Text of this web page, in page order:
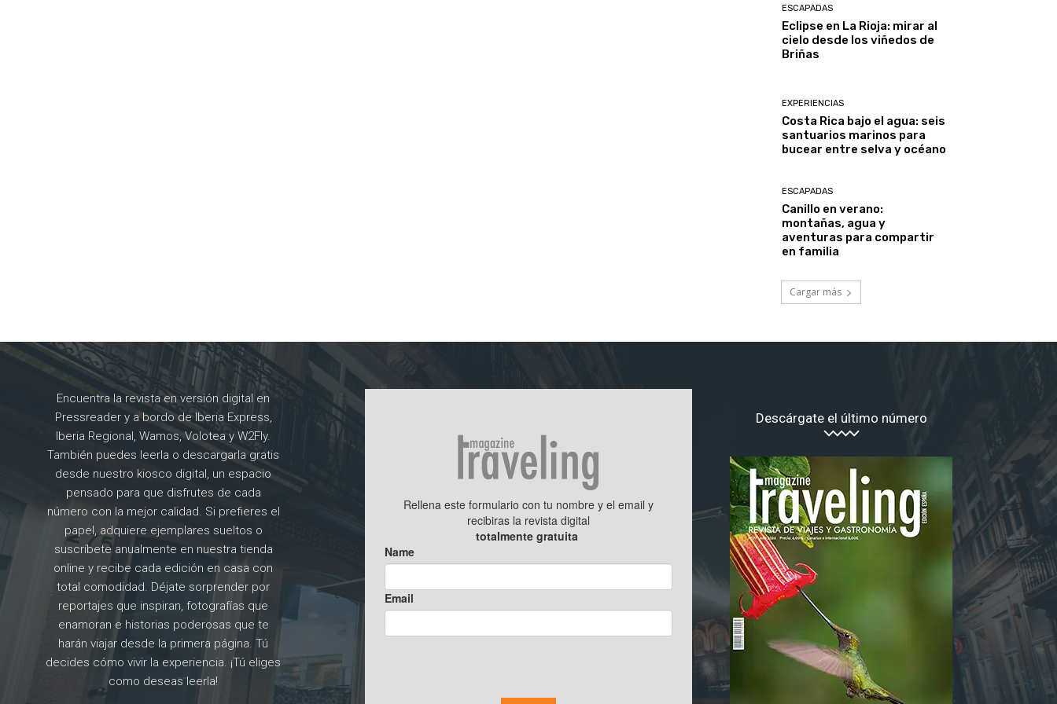
ESCAPADAS
Eclipse en La Rioja: mirar al
cielo desde los viñedos de
Briñas
EXPERIENCIAS
Costa Rica bajo el agua: seis
santuarios marinos para
bucear entre selva y océano
ESCAPADAS
Canillo en verano:
montañas, agua y
aventuras para compartir
en familia
Cargar más
Encuentra la revista en versión digital en
Pressreader y a bordo de Iberia Express,
Iberia Regional, Wamos, Volotea y W2Fly.
También puedes leerla o descargarla gratis
desde nuestro kiosco digital, un espacio
pensado para que disfrutes de cada
número con la mejor calidad. Si prefieres el
papel, adquiere ejemplares sueltos o
suscríbete anualmente en nuestra tienda
online y recibe cada edición en casa con
total comodidad. Déjate sorprender por
reportajes que inspiran, fotografías que
enamoran e historias poderosas que te
harán viajar desde la primera página. Tú
decides cómo vivir la experiencia. ¡Tú eliges
como deseas leerla!
Descárgate el último número